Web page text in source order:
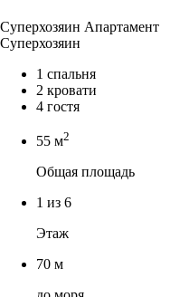
Суперхозяин Апартамент
Суперхозяин
1 спальня
2 кровати
4 гостя
55 м2
Общая площадь
1 из 6
Этаж
70 м